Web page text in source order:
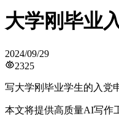
大学刚毕业
2024/09/29
2325
写大学刚毕业学生的入党
本文将提供高质量AI写作